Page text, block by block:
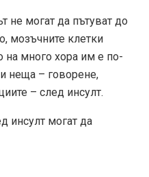
не могат да пътуват до
мозъчните клетки
на много хора им е по-
неща – говорене,
– след инсулт.
инсулт могат да